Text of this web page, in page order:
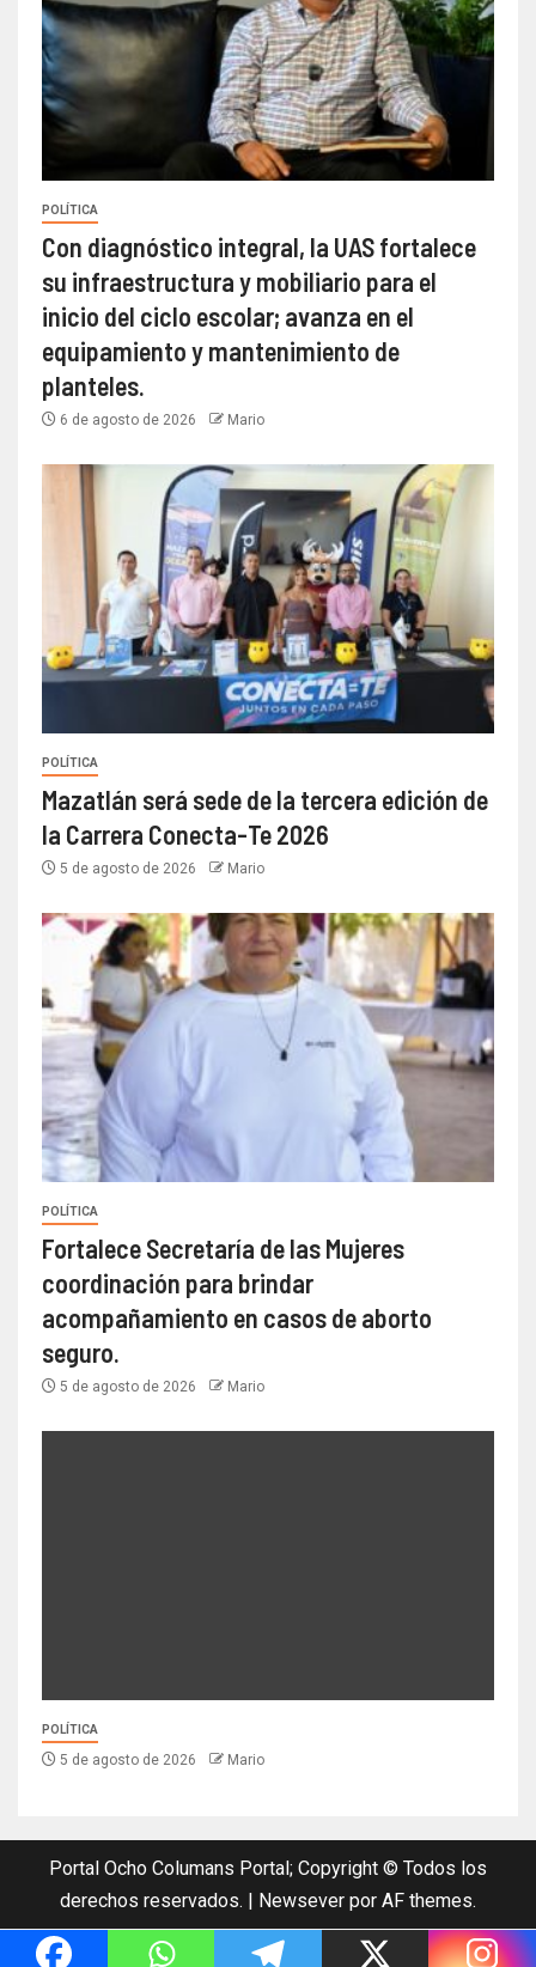
POLÍTICA
Con diagnóstico integral, la UAS fortalece
su infraestructura y mobiliario para el
inicio del ciclo escolar; avanza en el
equipamiento y mantenimiento de
planteles.
6 de agosto de 2026 Mario
POLÍTICA
Mazatlán será sede de la tercera edición de
la Carrera Conecta-Te 2026
5 de agosto de 2026 Mario
POLÍTICA
Fortalece Secretaría de las Mujeres
coordinación para brindar
acompañamiento en casos de aborto
seguro.
5 de agosto de 2026 Mario
POLÍTICA
5 de agosto de 2026 Mario
Portal Ocho Columans Portal; Copyright © Todos los
derechos reservados. | Newsever por AF themes.